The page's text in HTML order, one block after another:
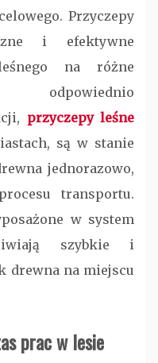
Przyczepy
i efektywne
na różne
odpowiednio
przyczepy leśne
są w stanie
jednorazowo,
transportu.
w system
szybkie i
drewna na miejscu
prac w lesie